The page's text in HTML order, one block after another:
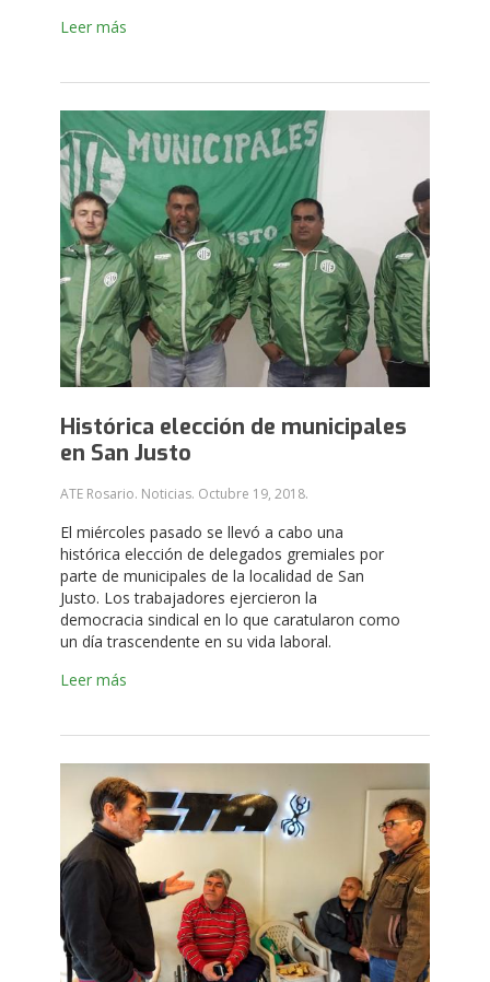
Leer más
Histórica elección de municipales
en San Justo
ATE Rosario. Noticias. Octubre 19, 2018.
El miércoles pasado se llevó a cabo una
histórica elección de delegados gremiales por
parte de municipales de la localidad de San
Justo. Los trabajadores ejercieron la
democracia sindical en lo que caratularon como
un día trascendente en su vida laboral.
Leer más